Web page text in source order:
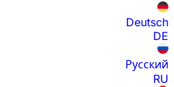
Deutsch
DE
Русский
RU